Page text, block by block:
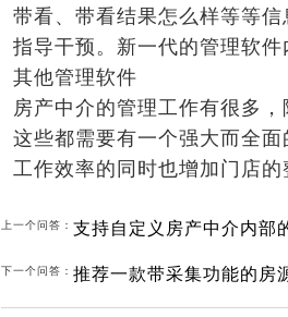
带看、带看结果怎么样等等
指导干预。新一代的管理软
其他管理软件
房产中介的管理工作有很多
这些都需要有一个强大而全
工作效率的同时也增加门店
上一个问答： 支持自定义房产中介内部
下一个问答：